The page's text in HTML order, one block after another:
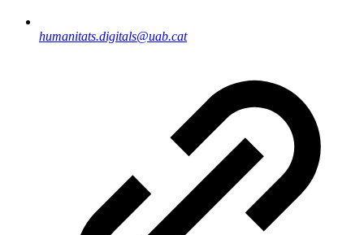
humanitats.digitals@uab.cat